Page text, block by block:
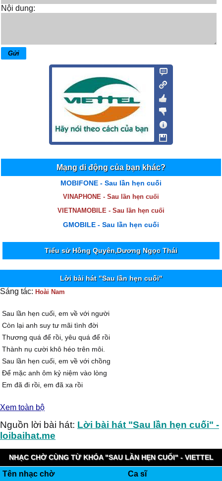
Nội dung:
Mạng di động của bạn khác?
MOBIFONE - Sau lần hẹn cuối
VINAPHONE - Sau lần hẹn cuối
VIETNAMOBILE - Sau lần hẹn cuối
GMOBILE - Sau lần hẹn cuối
Tiểu sử Hồng Quyên,Dương Ngọc Thái
Lời bài hát "Sau lần hẹn cuối"
Sáng tác: Hoài Nam
Sau lần hẹn cuối, em về với người
Còn lại anh suy tư mãi tình đời
Thương quá để rồi, yêu quá để rồi
Thành nụ cười khô héo trên môi.
Sau lần hẹn cuối, em về với chồng
Ðể mặc anh ôm kỷ niệm vào lòng
Em đã đi rồi, em đã xa rồi
Đường nào vào yêu không mang nhiều nhớ nhung
Ðường nào vào yêu không vương vấn đợi chờ
Tình nào vào mơ không trở thành dang dở
Sau lần hẹn cuối, nghe lòng nhớ nhiều
Tìm vào mơ đau thương cả một chiều
Xem toàn bộ
Nguồn lời bài hát: Lời bài hát "Sau lần hẹn cuối" -
loibaihat.me
NHẠC CHỜ CÙNG TỪ KHÓA "SAU LẦN HẸN CUỐI" - VIETTEL
Tên nhạc chờ Ca sĩ